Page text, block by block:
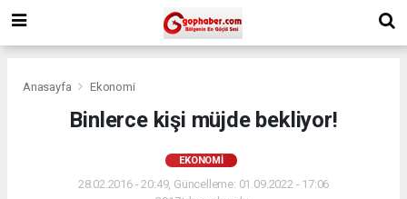
Anasayfa Ekonomi
Binlerce kişi müjde bekliyor!
EKONOMI
28.02.2016 - 20:49, Güncelleme: 01.09.2022 - 17:06